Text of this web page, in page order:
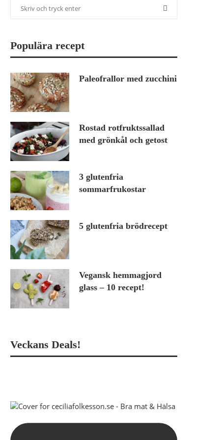
Populära recept
Paleofrallor med zucchini
Rostad rotfruktssallad
med grönkål och getost
3 glutenfria
sommarfrukostar
5 glutenfria brödrecept
Vegansk hemmagjord
glass – 10 recept!
Veckans Deals!